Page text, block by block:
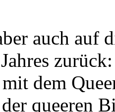
auch auf
dem
queeren